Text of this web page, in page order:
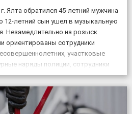
Ялта обратился 45-летний мужчина
12-летний сын ушел в музыкальную
Незамедлительно на розыск
ориентированы сотрудники
участковые
наряды полиции, сотрудники
ГИБДД, уголовного розыска.
привлекли кинолога […]